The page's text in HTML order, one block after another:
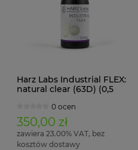
Harz Labs Industrial FLEX:
natural clear (63D) (0,5
0 ocen
350,00 zł
zawiera 23.00% VAT, bez
kosztów dostawy